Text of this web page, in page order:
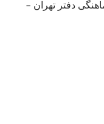
دفتر تهران –